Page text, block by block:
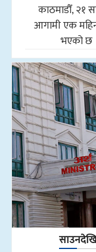
काठमाडौँ, २१
आगामी एक
भएको छ